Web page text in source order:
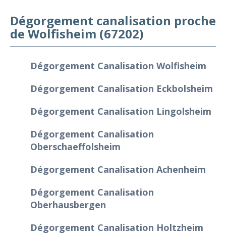
Dégorgement canalisation proche
de Wolfisheim (67202)
Dégorgement Canalisation Wolfisheim
Dégorgement Canalisation Eckbolsheim
Dégorgement Canalisation Lingolsheim
Dégorgement Canalisation
Oberschaeffolsheim
Dégorgement Canalisation Achenheim
Dégorgement Canalisation
Oberhausbergen
Dégorgement Canalisation Holtzheim